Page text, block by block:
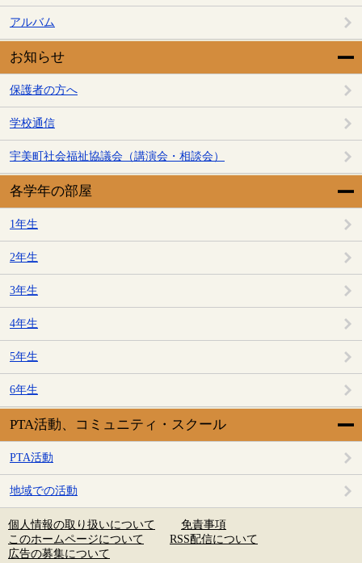
アルバム
お知らせ
保護者の方へ
学校通信
宇美町社会福祉協議会（講演会・相談会）
各学年の部屋
1年生
2年生
3年生
4年生
5年生
6年生
PTA活動、コミュニティ・スクール
PTA活動
地域での活動
個人情報の取り扱いについて
免責事項
このホームページについて
RSS配信について
広告の募集について